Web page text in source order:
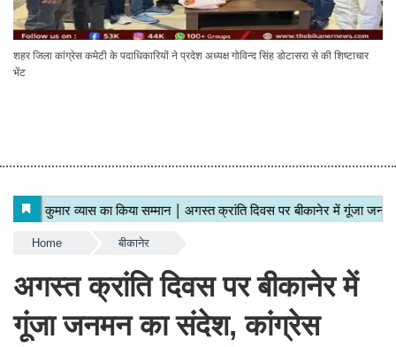
शहर जिला कांग्रेस कमेटी के पदाधिकारियों ने प्रदेश अध्यक्ष गोविन्द सिंह डोटासरा से की शिष्टाचार
भेंट
Home बीकानेर
अगस्त क्रांति दिवस पर बीकानेर में
गूंजा जनमन का संदेश, कांग्रेस